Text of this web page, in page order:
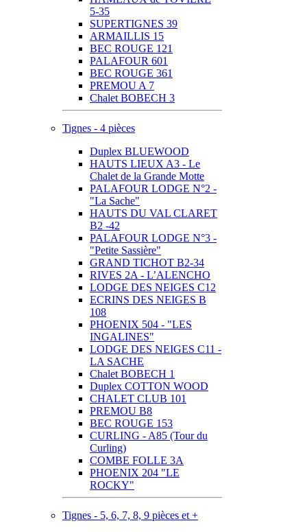
5-35
SUPERTIGNES 39
ARMAILLIS 15
BEC ROUGE 121
PALAFOUR 601
BEC ROUGE 361
PREMOU A 7
Chalet BOBECH 3
Tignes - 4 pièces
Duplex BLUEWOOD
HAUTS LIEUX A3 - Le
Chalet de la Grande Motte
PALAFOUR LODGE N°2 -
"La Sache"
HAUTS DU VAL CLARET
B2 -42
PALAFOUR LODGE N°3 -
"Petite Sassière"
GRAND TICHOT B2-34
RIVES 2A - L’ALENCHO
LODGE DES NEIGES C12
ECRINS DES NEIGES B
108
PHOENIX 504 - "LES
INGALINES"
LODGE DES NEIGES C11 -
LA SACHE
Chalet BOBECH 1
Duplex COTTON WOOD
CHALET CLUB 101
PREMOU B8
BEC ROUGE 153
CURLING - A85 (Tour du
Curling)
COMBE FOLLE 3A
PHOENIX 204 "LE
ROCKY"
Tignes - 5, 6, 7, 8, 9 pièces et +